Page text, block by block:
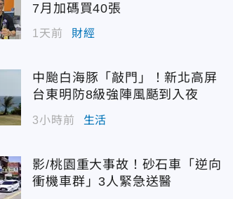
7月加碼買40張
1天前 財經
中颱白海豚「敲門」！新北高屏
台東明防8級強陣風颳到入夜
3小時前 生活
影/桃園重大事故！砂石車「逆向
衝機車群」3人緊急送醫